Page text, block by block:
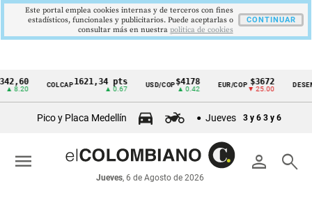
Cintillo
económicos
Colombia
COLCAP1621,34 pts USD/COP$4178
▲ 0.42
EUR/COP $3672
▼ 25.00
DESEMPLEO
Pico y Placa Medellín Jueves 3 y 6 3 y 6
person search
Jueves, 6 de Agosto de 2026
menu
Este portal emplea cookies internas y de terceros con fines
estadísticos, funcionales y publicitarios. Puede aceptarlas o
consultar más en nuestra politica de cookies
CONTINUAR